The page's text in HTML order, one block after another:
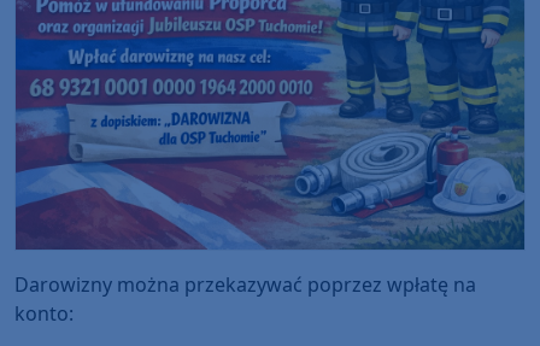
Darowizny można przekazywać poprzez wpłatę na
konto: